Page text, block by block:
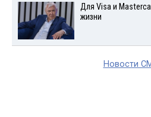
Для Visа и
жизни
Новости